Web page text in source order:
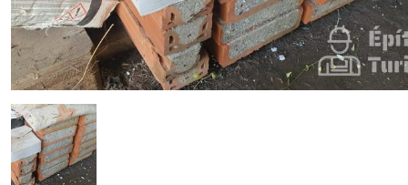
KERTI ÉPÍTŐANYAG
EGYÉB
SZOLGÁLTATÓK